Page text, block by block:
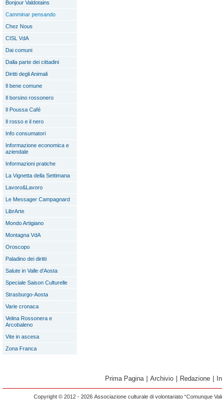
Bonjour Valdotains
Camminar pensando
Chez Nous
CISL VdA
Dai comuni
Dalla parte dei cittadini
Diritti degli Animali
Il bene comune
Il borsino rossonero
Il Poussa Café
Il rosso e il nero
Info consumatori
Informazione economica e
aziendale
Informazioni pratiche
La Vignetta della Settimana
Lavoro&Lavoro
Le Messager Campagnard
LibrArte
Mondo Artigiano
Montagna VdA
Oroscopo
Paladino dei diritti
Salute in Valle d'Aosta
Speciale Saison Culturelle
Strasburgo-Aosta
Varie cronaca
Velina Rossonera e
Arcobaleno
Vite in ascesa
Zona Franca
Prima Pagina Archivio Redazione
Copyright © 2012 - 2026 Associazione culturale di volontariato “Comunque